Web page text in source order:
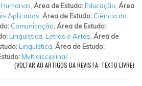
Área de Estudo:Educação Área
Aplicadas Área de Estudo: Ciência da
Comunicação Área de Estudo:
Linguística, Letras e Artes Área de
Linguística Área de Estudo:
Multidisciplinar
(VOLTAR AO ARTIGOS DA REVISTA: TEXTO LIVRE)